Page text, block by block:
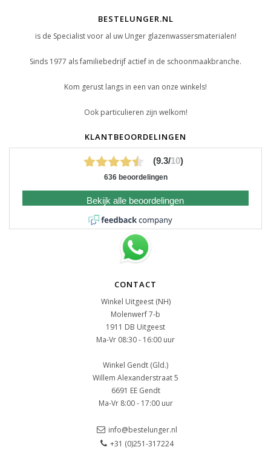
BESTELUNGER.NL
is de Specialist voor al uw Unger glazenwassersmaterialen!
Sinds 1977 als familiebedrijf actief in de schoonmaakbranche.
Kom gerust langs in een van onze winkels!
Ook particulieren zijn welkom!
KLANTBEOORDELINGEN
(9.3/10)
636 beoordelingen
Bekijk alle beoordelingen
CONTACT
Winkel Uitgeest (NH)
Molenwerf 7-b
1911 DB Uitgeest
Ma-Vr 08:30 - 16:00 uur
Winkel Gendt (Gld.)
Willem Alexanderstraat 5
6691 EE Gendt
Ma-Vr 8:00 - 17:00 uur
info@bestelunger.nl
+31 (0)251-317224